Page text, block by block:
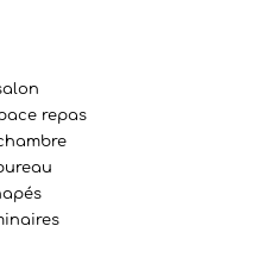
repas